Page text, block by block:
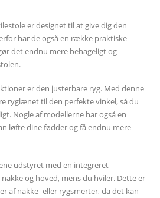
er designet til at give dig den
har de også en række praktiske
det endnu mere behageligt og
er den justerbare ryg. Med denne
ryglænet til den perfekte vinkel, så du
Nogle af modellerne har også en
løfte dine fødder og få endnu mere
udstyret med en integreret
og hoved, mens du hviler. Dette er
af nakke- eller rygsmerter, da det kan